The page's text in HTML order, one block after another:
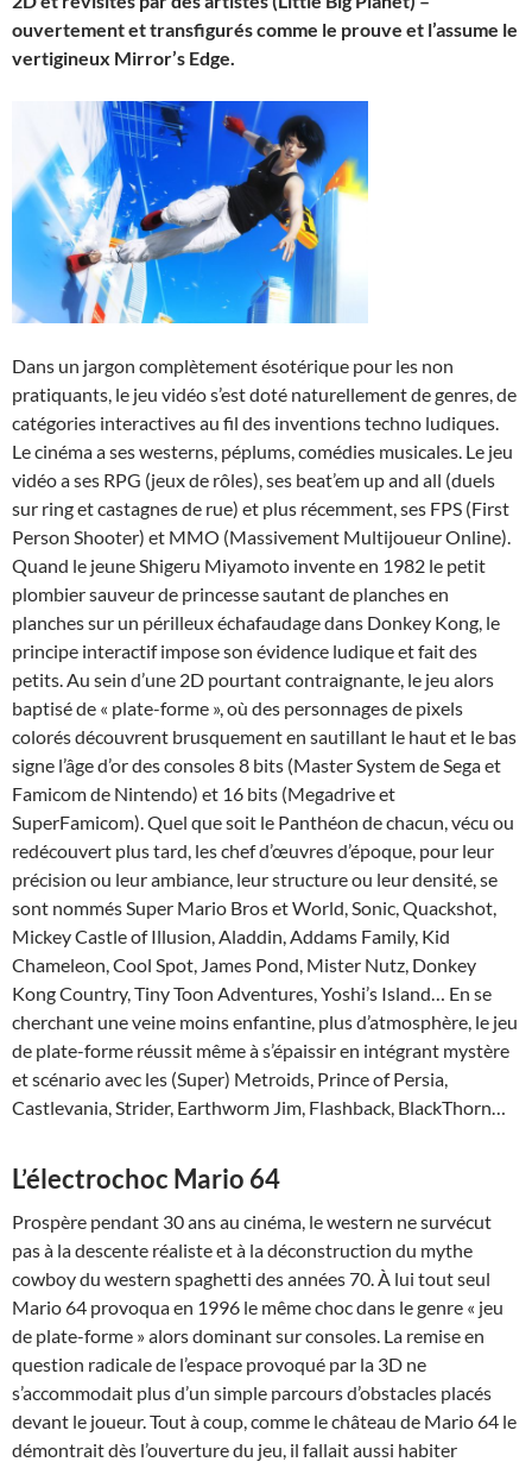
ouvertement et transfigurés comme le prouve et l’assume le
vertigineux Mirror’s Edge.
Dans un jargon complètement ésotérique pour les non
pratiquants, le jeu vidéo s’est doté naturellement de genres, de
catégories interactives au fil des inventions techno ludiques.
Le cinéma a ses westerns, péplums, comédies musicales. Le jeu
vidéo a ses RPG (jeux de rôles), ses beat’em up and all (duels
sur ring et castagnes de rue) et plus récemment, ses FPS (First
Person Shooter) et MMO (Massivement Multijoueur Online).
Quand le jeune Shigeru Miyamoto invente en 1982 le petit
plombier sauveur de princesse sautant de planches en
planches sur un périlleux échafaudage dans Donkey Kong, le
principe interactif impose son évidence ludique et fait des
petits. Au sein d’une 2D pourtant contraignante, le jeu alors
baptisé de « plate-forme », où des personnages de pixels
colorés découvrent brusquement en sautillant le haut et le bas
signe l’âge d’or des consoles 8 bits (Master System de Sega et
Famicom de Nintendo) et 16 bits (Megadrive et
SuperFamicom). Quel que soit le Panthéon de chacun, vécu ou
redécouvert plus tard, les chef d’œuvres d’époque, pour leur
précision ou leur ambiance, leur structure ou leur densité, se
sont nommés Super Mario Bros et World, Sonic, Quackshot,
Mickey Castle of Illusion, Aladdin, Addams Family, Kid
Chameleon, Cool Spot, James Pond, Mister Nutz, Donkey
Kong Country, Tiny Toon Adventures, Yoshi’s Island… En se
cherchant une veine moins enfantine, plus d’atmosphère, le jeu
de plate-forme réussit même à s’épaissir en intégrant mystère
et scénario avec les (Super) Metroids, Prince of Persia,
Castlevania, Strider, Earthworm Jim, Flashback, BlackThorn…
L’électrochoc Mario 64
Prospère pendant 30 ans au cinéma, le western ne survécut
pas à la descente réaliste et à la déconstruction du mythe
cowboy du western spaghetti des années 70. À lui tout seul
Mario 64 provoqua en 1996 le même choc dans le genre « jeu
de plate-forme » alors dominant sur consoles. La remise en
question radicale de l’espace provoqué par la 3D ne
s’accommodait plus d’un simple parcours d’obstacles placés
devant le joueur. Tout à coup, comme le château de Mario 64 le
démontrait dès l’ouverture du jeu, il fallait aussi habiter